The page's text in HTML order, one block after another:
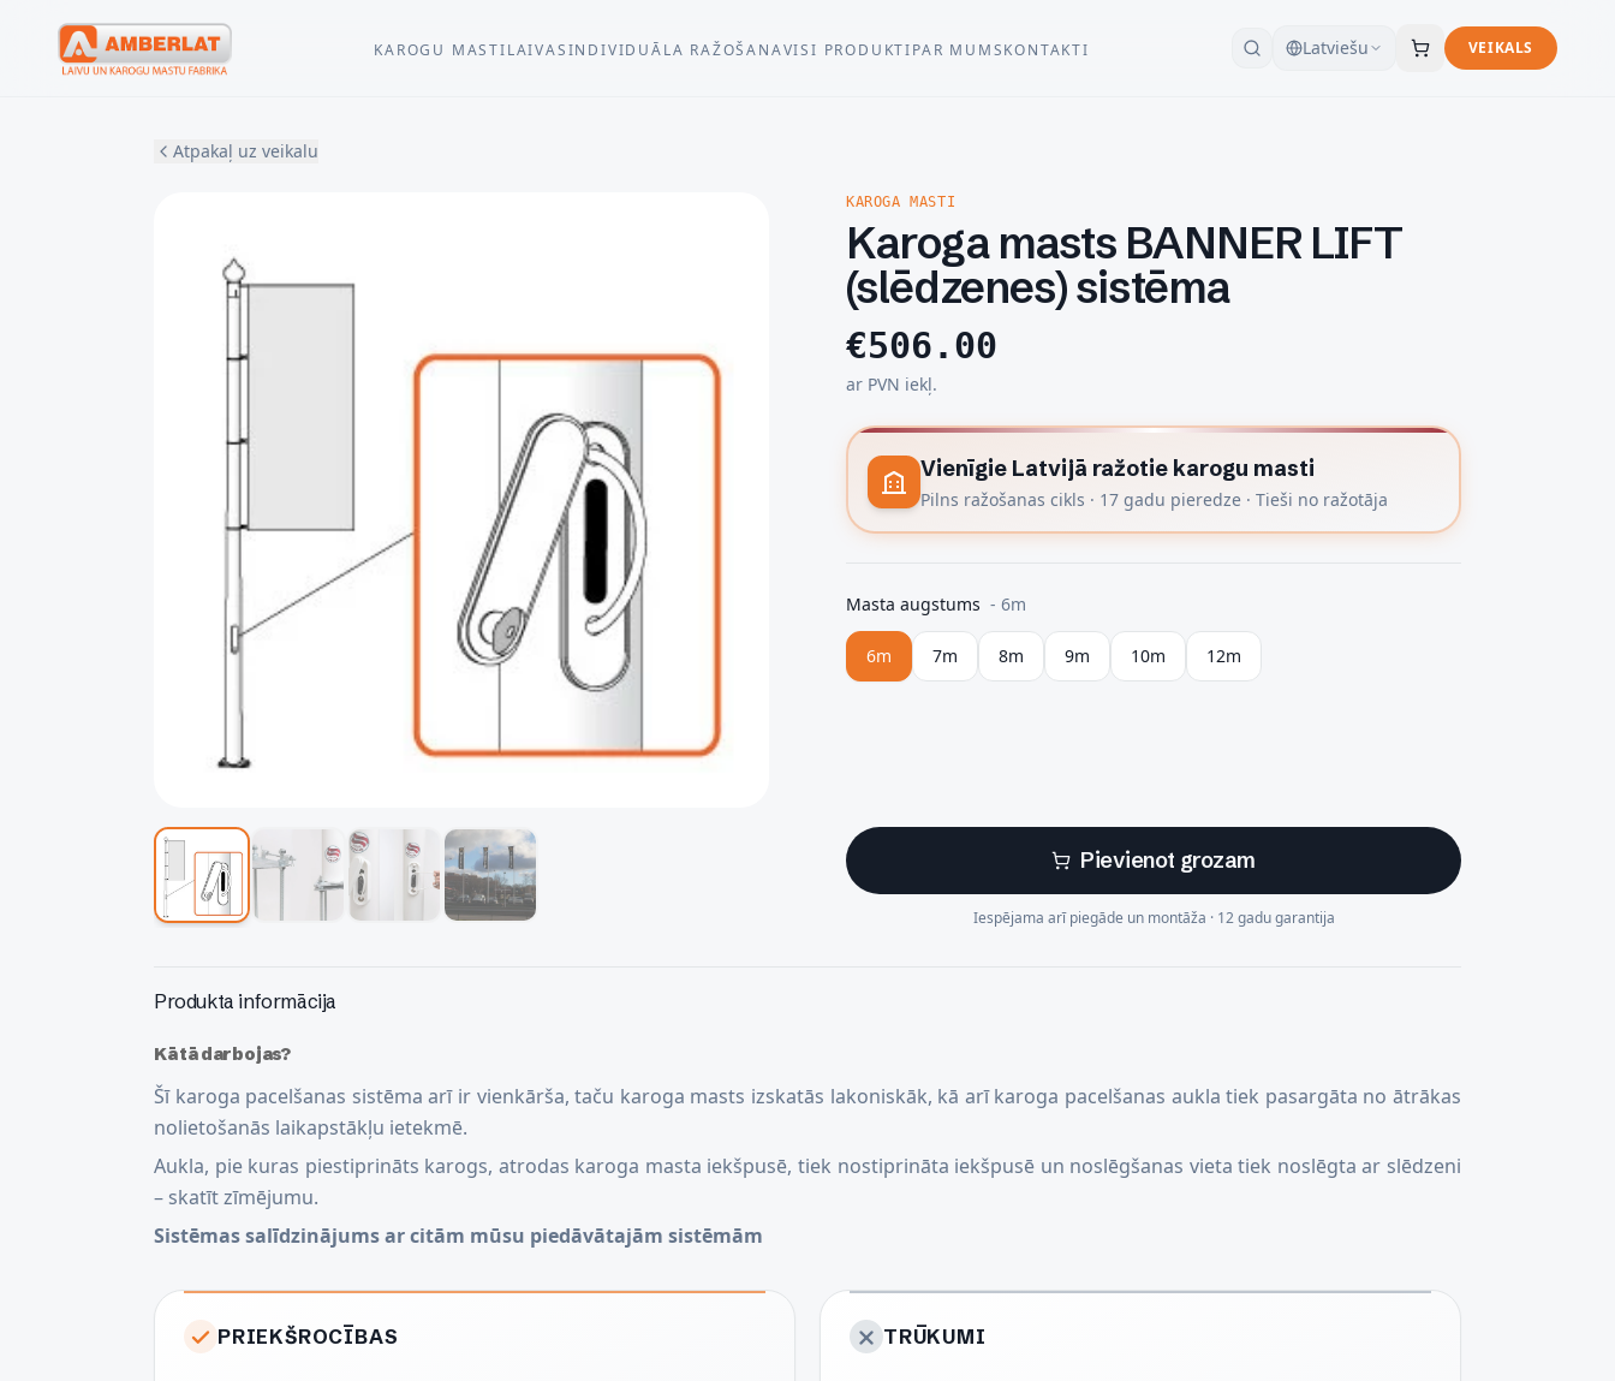
KAROGU MASTILAIVASINDIVIDUĀLA RAŽOŠANAVISI PRODUKTIPAR MUMSKONTAKTI Latviešu VEIKALS
Atpakaļ uz veikalu
KAROGA MASTI
Karoga masts BANNER LIFT
(slēdzenes) sistēma
€506.00
ar PVN iekļ.
Vienīgie Latvijā ražotie karogu masti
Pilns ražošanas cikls · 17 gadu pieredze · Tieši no ražotāja
Masta augstums - 6m
6m 7m 8m 9m 10m 12m
Pievienot grozam
Iespējama arī piegāde un montāža · 12 gadu garantija
Produkta informācija
Kā tā darbojas?
Šī karoga pacelšanas sistēma arī ir vienkārša, taču karoga masts izskatās lakoniskāk, kā arī karoga pacelšanas aukla tiek pasargāta no ātrākas
nolietošanās laikapstākļu ietekmē.
Aukla, pie kuras piestiprināts karogs, atrodas karoga masta iekšpusē, tiek nostiprināta iekšpusē un noslēgšanas vieta tiek noslēgta ar slēdzeni
– skatīt zīmējumu.
Sistēmas salīdzinājums ar citām mūsu piedāvātajām sistēmām
PRIEKŠROCĪBAS TRŪKUMI